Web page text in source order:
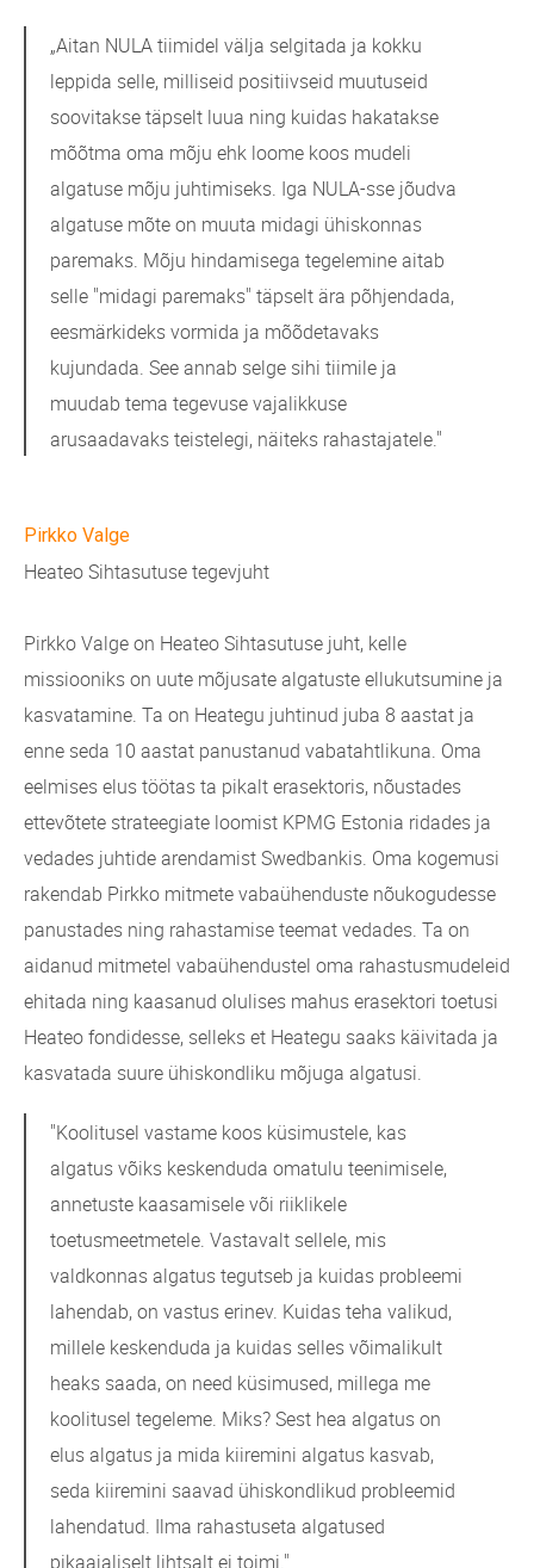
„Aitan NULA tiimidel välja selgitada ja kokku
leppida selle, milliseid positiivseid muutuseid
soovitakse täpselt luua ning kuidas hakatakse
mõõtma oma mõju ehk loome koos mudeli
algatuse mõju juhtimiseks. Iga NULA-sse jõudva
algatuse mõte on muuta midagi ühiskonnas
paremaks. Mõju hindamisega tegelemine aitab
selle "midagi paremaks" täpselt ära põhjendada,
eesmärkideks vormida ja mõõdetavaks
kujundada. See annab selge sihi tiimile ja
muudab tema tegevuse vajalikkuse
arusaadavaks teistelegi, näiteks rahastajatele."
Pirkko Valge
Heateo Sihtasutuse tegevjuht
Pirkko Valge on Heateo Sihtasutuse juht, kelle
missiooniks on uute mõjusate algatuste ellukutsumine ja
kasvatamine. Ta on Heategu juhtinud juba 8 aastat ja
enne seda 10 aastat panustanud vabatahtlikuna. Oma
eelmises elus töötas ta pikalt erasektoris, nõustades
ettevõtete strateegiate loomist KPMG Estonia ridades ja
vedades juhtide arendamist Swedbankis. Oma kogemusi
rakendab Pirkko mitmete vabaühenduste nõukogudesse
panustades ning rahastamise teemat vedades. Ta on
aidanud mitmetel vabaühendustel oma rahastusmudeleid
ehitada ning kaasanud olulises mahus erasektori toetusi
Heateo fondidesse, selleks et Heategu saaks käivitada ja
kasvatada suure ühiskondliku mõjuga algatusi.
"Koolitusel vastame koos küsimustele, kas
algatus võiks keskenduda omatulu teenimisele,
annetuste kaasamisele või riiklikele
toetusmeetmetele. Vastavalt sellele, mis
valdkonnas algatus tegutseb ja kuidas probleemi
lahendab, on vastus erinev. Kuidas teha valikud,
millele keskenduda ja kuidas selles võimalikult
heaks saada, on need küsimused, millega me
koolitusel tegeleme. Miks? Sest hea algatus on
elus algatus ja mida kiiremini algatus kasvab,
seda kiiremini saavad ühiskondlikud probleemid
lahendatud. Ilma rahastuseta algatused
pikaajaliselt lihtsalt ei toimi."